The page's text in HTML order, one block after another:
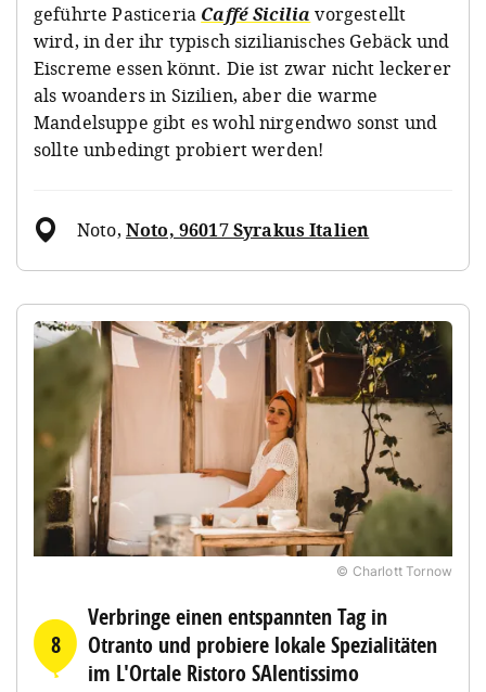
geführte Pasticeria Caffé Sicilia vorgestellt
wird, in der ihr typisch sizilianisches Gebäck und
Eiscreme essen könnt. Die ist zwar nicht leckerer
als woanders in Sizilien, aber die warme
Mandelsuppe gibt es wohl nirgendwo sonst und
sollte unbedingt probiert werden!
Noto, Noto, 96017 Syrakus Italien
© Charlott Tornow
8
Verbringe einen entspannten Tag in
Otranto und probiere lokale Spezialitäten
im L'Ortale Ristoro SAlentissimo